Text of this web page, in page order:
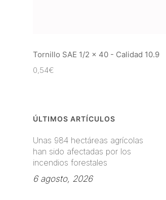
Tornillo SAE 1/2 x 40 - Calidad 10.9
0,54€
ÚLTIMOS ARTÍCULOS
Unas 984 hectáreas agrícolas
han sido afectadas por los
incendios forestales
6 agosto, 2026